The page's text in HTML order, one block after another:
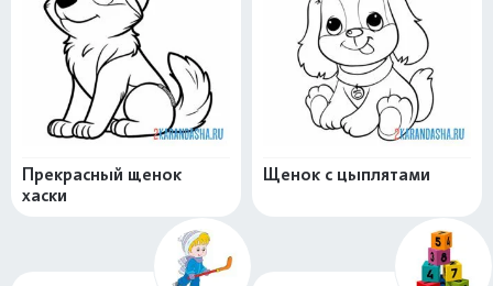
Прекрасный щенок
хаски
Щенок с цыплятами